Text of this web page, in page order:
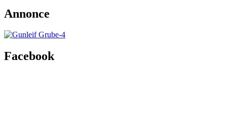
Annonce
Facebook